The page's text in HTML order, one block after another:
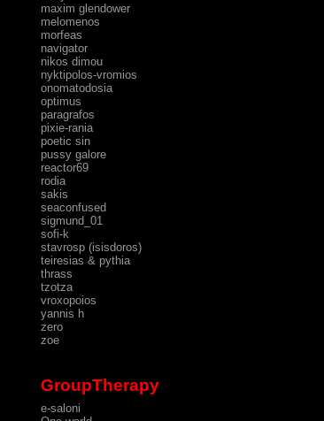
maxim glendower
melomenos
morfeas
navigator
nikos dimou
nyktipolos-vromios
onomatodosia
optimus
paragrafos
pixie-rania
poetic sin
pussy galore
reactor69
rodia
sakis
seaconfused
sigmund_01
sofi-k
stavrosp (isisdoros)
teiresias & pythia
thrass
tzotza
vroxopoios
yannis h
zero
zoe
GroupTherapy
e-saloni